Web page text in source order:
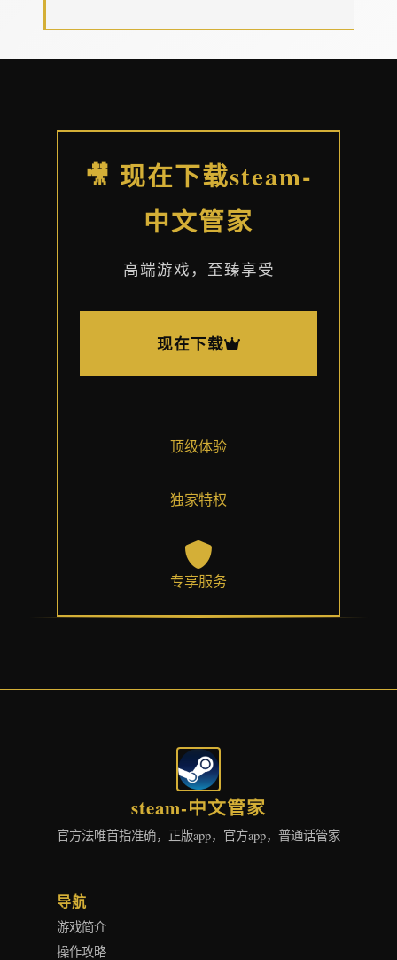
🎥 现在下载steam-
中文管家
高端游戏，至臻享受
现在下载
顶级体验
独家特权
专享服务
steam-中文管家
官方法唯首指准确，正版app，官方app，普通话管家
导航
游戏简介
操作攻略